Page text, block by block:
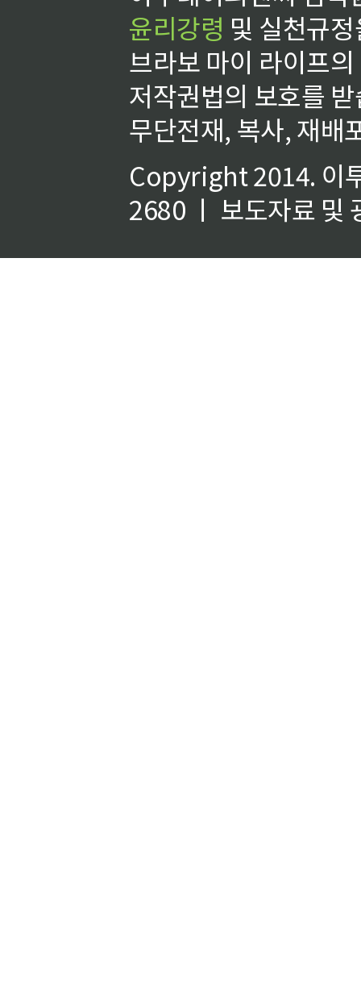
윤리강령 및 실천규
브라보 마이 라이프
저작권법의 보호를
무단전재, 복사, 재배
Copyright 2014. 이
2680 ㅣ 보도자료